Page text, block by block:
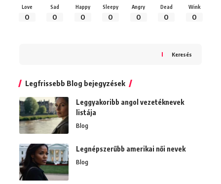
Love
0
Sad
0
Happy
0
Sleepy
0
Angry
0
Dead
0
Wink
0
Keresés
Legfrissebb Blog bejegyzések
Leggyakoribb angol vezetéknevek
listája
Blog
Legnépszerűbb amerikai női nevek
Blog